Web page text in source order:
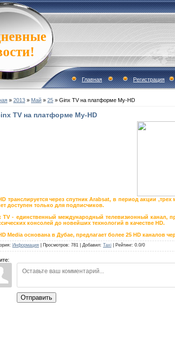
Главная Регистрация
» 2013 » Май » 25 » Ginx TV на платформе My-HD
TV на платформе My-HD
транслируется через спутник Arabsat, в период акции
доступен только для подписчиков.
TV - единственный международный телевизионный канал,
консолей до новейших технологий в качестве HD.
Media основана в Дубае, предлагает более 25 HD каналов
: Информация Просмотров: 781 Добавил: Taxi Рейтинг: 0.0/0
Отправить